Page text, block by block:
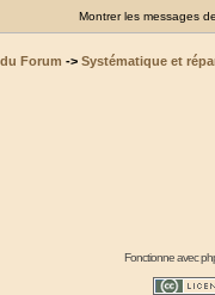
Montrer les messages
Forum -> Systématique et
Fonctionne avec